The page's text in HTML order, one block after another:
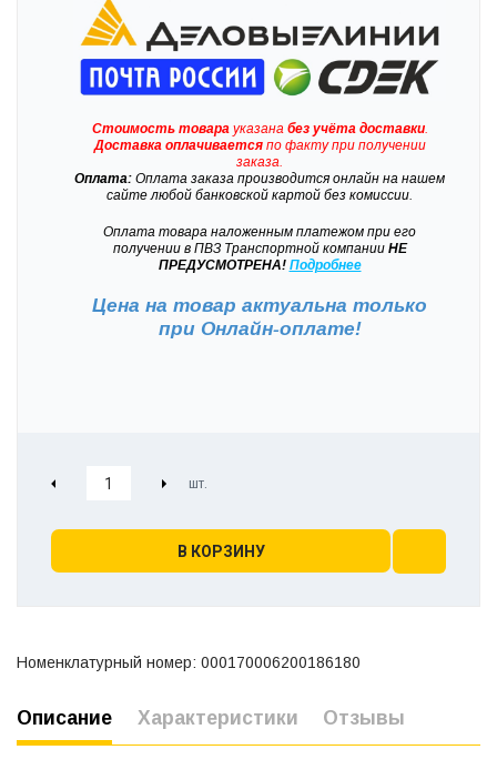
Стоимость товарауказана без учёта доставки.
Доставкаоплачиваетсяпо факту при получении
заказа.
Оплата: Оплата заказа производится онлайн на нашем
сайте любой банковской картой без комиссии.
Оплата товара наложенным платежом при его
получении в ПВЗ Транспортной компанииНЕ
ПРЕДУСМОТРЕНА! Подробнее
Цена на товар актуальна только
при Онлайн-оплате!
В КОРЗИНУ
Номенклатурный номер: 000170006200186180
Описание Характеристики Отзывы